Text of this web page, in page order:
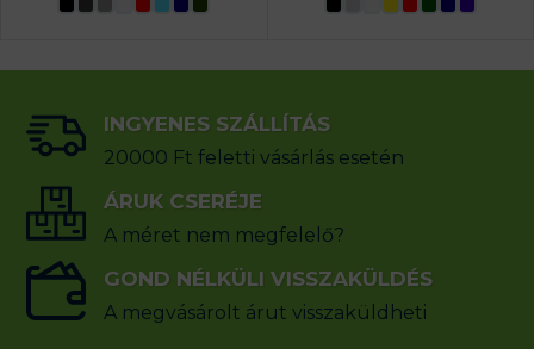
INGYENES SZÁLLÍTÁS
20000 Ft feletti vásárlás esetén
ÁRUK CSERÉJE
A méret nem megfelelő?
GOND NÉLKÜLI VISSZAKÜLDÉS
A megvásárolt árut visszaküldheti